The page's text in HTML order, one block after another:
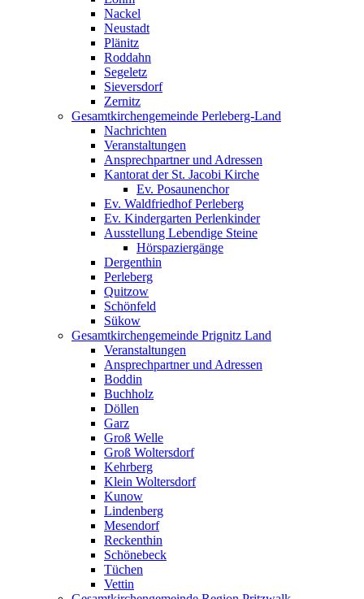
Nackel
Neustadt
Plänitz
Roddahn
Segeletz
Sieversdorf
Zernitz
Gesamtkirchengemeinde Perleberg-Land
Nachrichten
Veranstaltungen
Ansprechpartner und Adressen
Kantorat der St. Jacobi Kirche
Ev. Posaunenchor
Ev. Waldfriedhof Perleberg
Ev. Kindergarten Perlenkinder
Ausstellung Lebendige Steine
Hörspaziergänge
Dergenthin
Perleberg
Quitzow
Schönfeld
Sükow
Gesamtkirchengemeinde Prignitz Land
Veranstaltungen
Ansprechpartner und Adressen
Boddin
Buchholz
Döllen
Garz
Groß Welle
Groß Woltersdorf
Kehrberg
Klein Woltersdorf
Kunow
Lindenberg
Mesendorf
Reckenthin
Schönebeck
Tüchen
Vettin